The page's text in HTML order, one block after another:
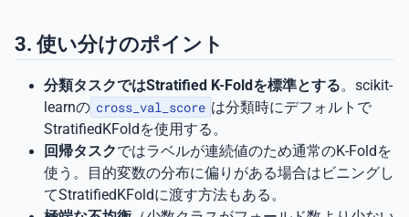
3. 使い分けのポイント
分類タスクではStratified K-Foldを標準とする。scikit-
learnの cross_val_score は分類時にデフォルトで
StratifiedKFoldを使用する。
回帰タスクではラベルが連続値のため通常のK-Foldを
使う。目的変数の分布に偏りがある場合はビニングし
てStratifiedKFoldに渡す方法もある。